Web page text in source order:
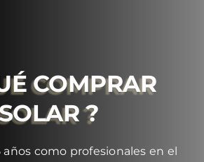
COMPRAR
?
años como profesionales en el